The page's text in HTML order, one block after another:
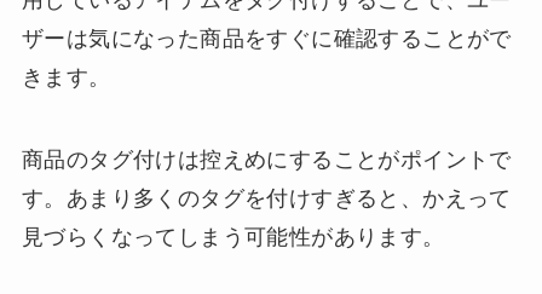
ザーは気になった商品をすぐに確認することがで
きます。
商品のタグ付けは控えめにすることがポイントで
す。あまり多くのタグを付けすぎると、かえって
見づらくなってしまう可能性があります。